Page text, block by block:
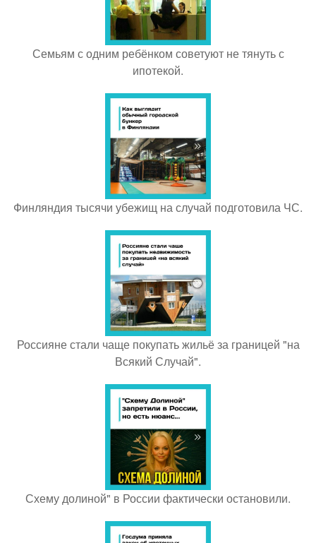
Семьям с одним ребёнком советуют не тянуть с
ипотекой.
Финляндия тысячи убежищ на случай подготовила ЧС.
Россияне стали чаще покупать жильё за границей "на
Всякий Случай".
Схему долиной" в России фактически остановили.